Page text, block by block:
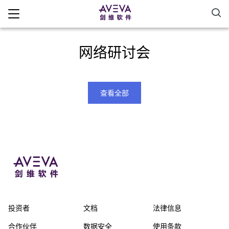
网络研讨会
查看全部
投资者
合作伙伴
文档
数据安全
法律信息
使用条款